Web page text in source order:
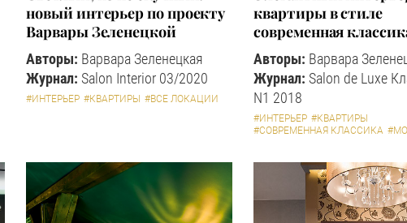
новый интерьер по проекту
Варвары Зеленецкой
Авторы: Варвара Зеленецкая
Журнал: Salon Interior 03/2020
#ИНТЕРЬЕР #КВАРТИРЫ #ВСЕ ЛОКАЦИИ
квартиры в стиле
современная
Авторы: Варвара
Журнал: Salon de Luxe
N1 2018
#ИНТЕРЬЕР #КВАРТИРЫ
#СОВРЕМЕННАЯ КЛАССИКА